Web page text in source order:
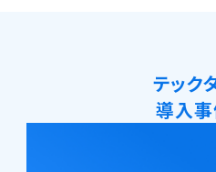
テック
導入